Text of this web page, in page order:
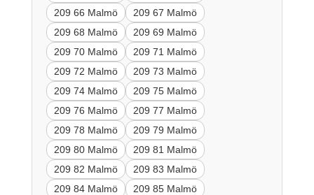
209 66 Malmö
209 67 Malmö
209 68 Malmö
209 69 Malmö
209 70 Malmö
209 71 Malmö
209 72 Malmö
209 73 Malmö
209 74 Malmö
209 75 Malmö
209 76 Malmö
209 77 Malmö
209 78 Malmö
209 79 Malmö
209 80 Malmö
209 81 Malmö
209 82 Malmö
209 83 Malmö
209 84 Malmö
209 85 Malmö